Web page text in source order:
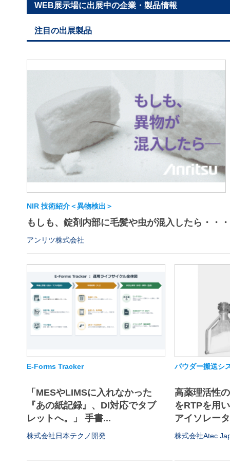
WEB展示場に出展中の企業・製品情報
注目の出展製品
NIR 技術紹介＜異物検出＞
もしも、錠剤内部に毛髪や虫が混入したら・・・
アンリツ株式会社
E-Forms Tracker
「MESやLIMSに入れなかった
『あの紙記録』、DI対応でタブ
レットへ。」 手書...
株式会社日本テクノ開発
パウダー搬送シ
高薬理活性
をRTPを用
アイソレー
株式会社Atec